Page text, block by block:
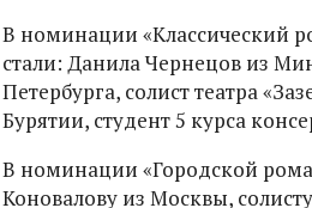
В номинации «Классический
стали: Данила Чернецов из
Петербурга, солист театра
Бурятии, студент 5 курса
В номинации «Городской
Коновалову из Москвы,